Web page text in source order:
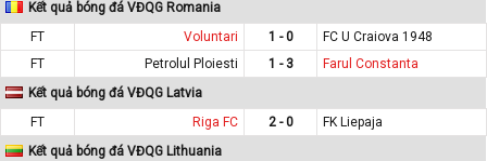
Kết quả bóng đá VĐQG Romania
FT
Voluntari 1 - 0
FC U Craiova 1948
FT
Petrolul Ploiesti 1 - 3
Farul Constanta
Kết quả bóng đá VĐQG Latvia
FT
Riga FC 2 - 0
FK Liepaja
Kết quả bóng đá VĐQG Lithuania